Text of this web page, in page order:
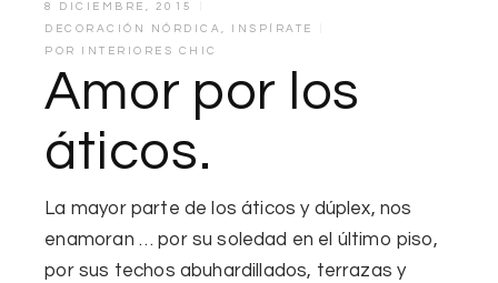
8 DICIEMBRE, 2015
DECORACIÓN NÓRDICA,
INSPÍRATE
POR
INTERIORES CHIC
Amor por los
áticos.
La mayor parte de los áticos y dúplex, nos
enamoran … por su soledad en el último piso,
por sus techos abuhardillados, terrazas y